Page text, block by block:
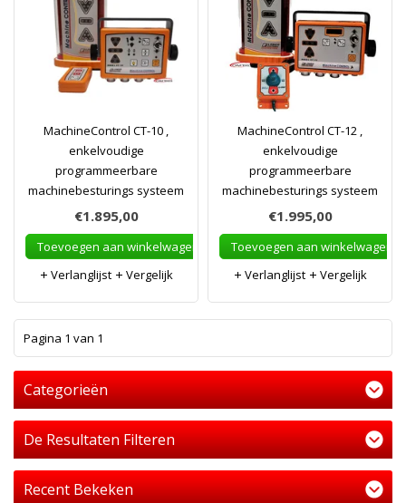
MachineControl CT-10 ,
enkelvoudige
programmeerbare
machinebesturings systeem
€1.895,00
Toevoegen aan winkelwagen
Verlanglijst
Vergelijk
MachineControl CT-12 ,
enkelvoudige
programmeerbare
machinebesturings systeem
€1.995,00
Toevoegen aan winkelwagen
Verlanglijst
Vergelijk
Pagina 1 van 1
Categorieën
De Resultaten Filteren
Recent Bekeken